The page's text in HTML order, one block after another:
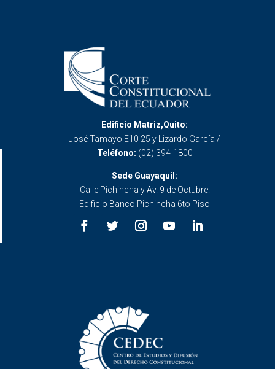
Edificio Matriz,Quito:
José Tamayo E10 25 y Lizardo García /
Teléfono: (02) 394-1800
Sede Guayaquil:
Calle Pichincha y Av. 9 de Octubre.
Edificio Banco Pichincha 6to Piso